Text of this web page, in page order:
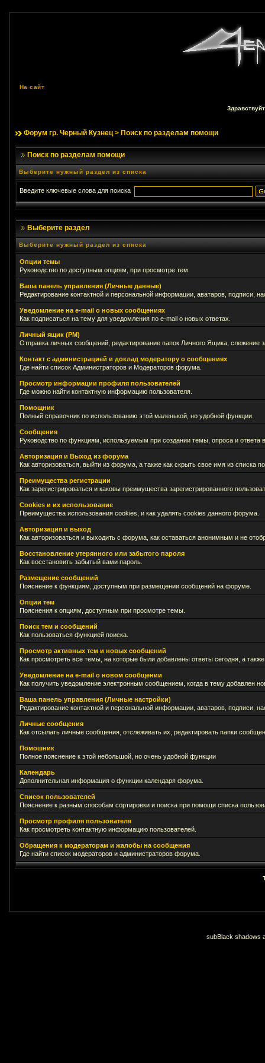
На сайт
Форум гр. Черный Кузнец> Поиск по разделам помощи
Поиск по разделам помощи
Выберите нужный раздел из списка
Введите ключевые слова для поиска
Выберите раздел
Выберите нужный раздел из списка
Опции темы
Руководство по доступным опциям, при просмотре тем.
Ваша панель управления (Личные данные)
Редактирование контактной и персональной информации, аватаров, подписи,
Уведомление на e-mail о новых сообщениях
Как подписаться на тему для уведомления по e-mail о новых ответах.
Личный ящик (PM)
Отправка личных сообщений, редактирование папок Личного Ящика,
Контакт с администрацией и доклад модератору о сообщениях
Где найти список Администраторов и Модераторов форума.
Просмотр информации профиля пользователей
Где можно найти контактную информацию пользователя.
Помощник
Полный справочник по использованию этой маленькой, но удобной функции.
Сообщения
Руководство по функциям, используемым при создании темы, опроса и ответа
Авторизация и Выход из форума
Как авторизоваться, выйти из форума, а также как скрыть свое имя из списка
Преимущества регистрации
Как зарегистрироваться и каковы преимущества зарегистрированного
Cookies и их использование
Преимущества использования cookies, и как удалять cookies данного форума.
Авторизация и выход
Как авторизоваться и выходить с форума, как оставаться анонимным и не
Восстановление утерянного или забытого пароля
Как восстановить забытый вами пароль.
Размещение сообщений
Пояснение к функциям, доступным при размещении сообщений на форуме.
Опции тем
Пояснения к опциям, доступным при просмотре темы.
Поиск тем и сообщений
Как пользоваться функцией поиска.
Просмотр активных тем и новых сообщений
Как просмотреть все темы, на которые были добавлены ответы сегодня, а
Уведомление на е-mail о новом сообщении
Как получить уведомление электронным сообщением, когда в тему добавлен
Ваша панель управления (Личные настройки)
Редактирование контактной и персональной информации, аватаров, подписи,
Личные сообщения
Как отсылать личные сообщения, отслеживать их, редактировать папки
Помошник
Полное пояснение к этой небольшой, но очень удобной функции
Календарь
Дополнительная информация о функции календаря форума.
Список пользователей
Пояснение к разным способам сортировки и поиска при помощи списка
Просмотр профиля пользователя
Как просмотреть контактную информацию пользователей.
Обращения к модераторам и жалобы на сообщения
Где найти список модераторов и администраторов форума.
subBlack shadows